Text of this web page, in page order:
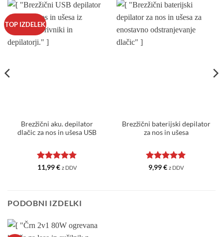
TOP IZDELEK
Brezžični aku. depilator
dlačic za nos in ušesa USB
Ocenjeno5
11,99€ z DDV
Brezžični baterijski depilator
za nos in ušesa
Ocenjeno5
9,99€ z DDV
PODOBNI IZDELKI